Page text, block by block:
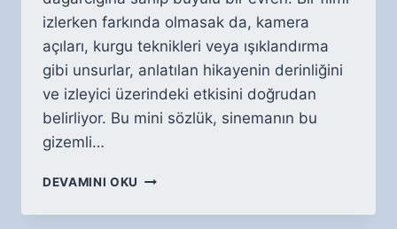
izlerken farkında olmasak da, kamera
açıları, kurgu teknikleri veya ışıklandırma
gibi unsurlar, anlatılan hikayenin derinliğini
ve izleyici üzerindeki etkisini doğrudan
belirliyor. Bu mini sözlük, sinemanın bu
gizemli…
DEVAMINI OKU SINEMA
MINI